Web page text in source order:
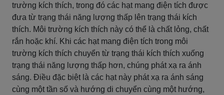
trường kích thích, trong đó các hạt mang điện tích được
đưa từ trạng thái năng lượng thấp lên trạng thái kích
thích. Môi trường kích thích này có thể là chất lỏng, chất
rắn hoặc khí. Khi các hạt mang điện tích trong môi
trường kích thích chuyển từ trạng thái kích thích xuống
trạng thái năng lượng thấp hơn, chúng phát xạ ra ánh
sáng. Điều đặc biệt là các hạt này phát xạ ra ánh sáng
cùng một tần số và hướng di chuyển cùng một hướng,